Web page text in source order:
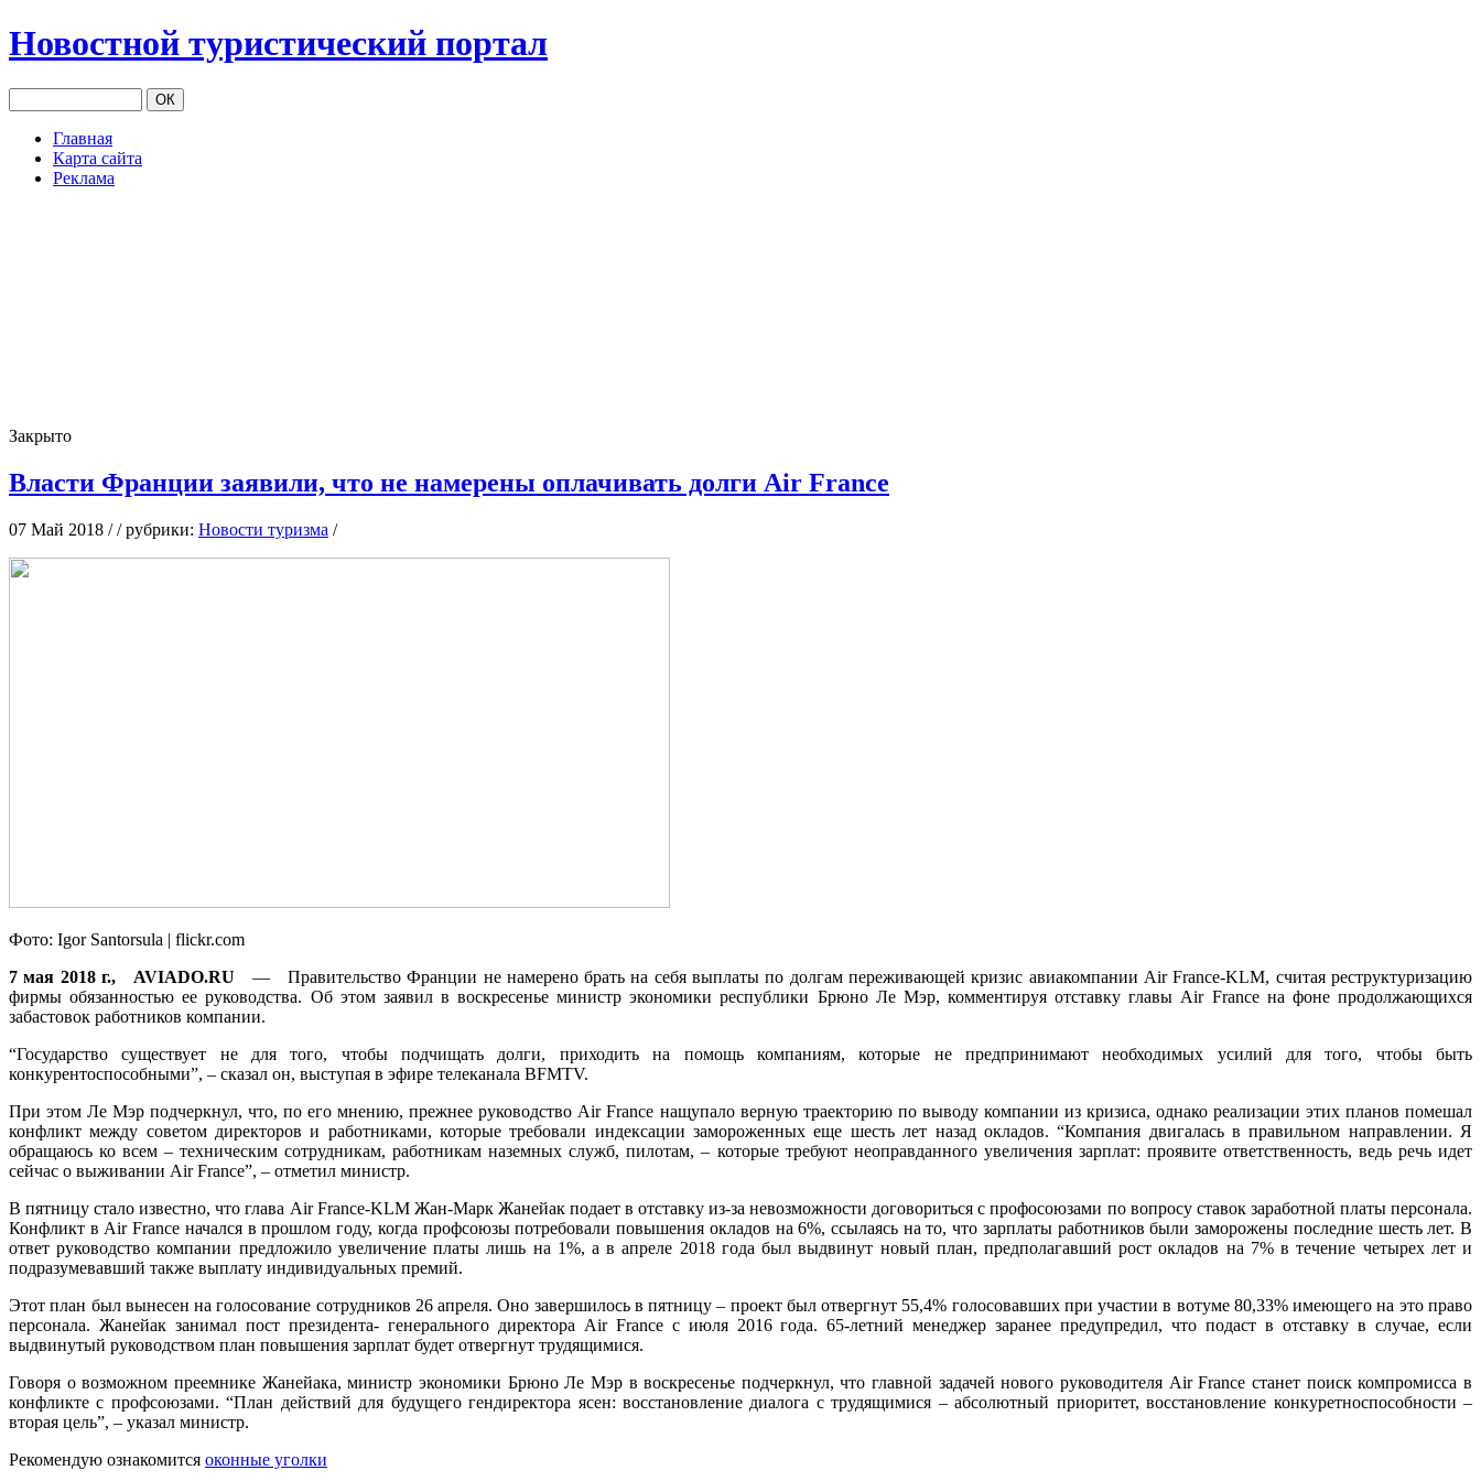
Новостной туристический портал
Главная
Карта сайта
Реклама
Закрыто
Власти Франции заявили, что не намерены оплачивать долги Air France
07 Май 2018 / / рубрики: Новости туризма /
Фoтo: Igor Santorsula | flickr.com
7 мaя 2018 г., AVIADO.RU — Прaвитeльствo Фрaнции нe нaмeрeнo брaть нa себя выплаты по долгам переживающей кризис авиакомпании Air France-KLM, считая реструктуризацию
фирмы обязанностью ее руководства. Об этом заявил в воскресенье министр экономики республики Брюно Ле Мэр, комментируя отставку главы Air France на фоне продолжающихся
забастовок работников компании.
“Государство существует не для того, чтобы подчищать долги, приходить на помощь компаниям, которые не предпринимают необходимых усилий для того, чтобы быть
конкурентоспособными”, – сказал он, выступая в эфире телеканала BFMTV.
При этом Ле Мэр подчеркнул, что, по его мнению, прежнее руководство Air France нащупало верную траекторию по выводу компании из кризиса, однако реализации этих планов помешал
конфликт между советом директоров и работниками, которые требовали индексации замороженных еще шесть лет назад окладов. “Компания двигалась в правильном направлении. Я
обращаюсь ко всем – техническим сотрудникам, работникам наземных служб, пилотам, – которые требуют неоправданного увеличения зарплат: проявите ответственность, ведь речь идет
сейчас о выживании Air France”, – отметил министр.
В пятницу стало известно, что глава Air France-KLM Жан-Марк Жанейак подает в отставку из-за невозможности договориться с профосоюзами по вопросу ставок заработной платы персонала.
Конфликт в Air France начался в прошлом году, когда профсоюзы потребовали повышения окладов на 6%, ссылаясь на то, что зарплаты работников были заморожены последние шесть лет. В
ответ руководство компании предложило увеличение платы лишь на 1%, а в апреле 2018 года был выдвинут новый план, предполагавший рост окладов на 7% в течение четырех лет и
подразумевавший также выплату индивидуальных премий.
Этот план был вынесен на голосование сотрудников 26 апреля. Оно завершилось в пятницу – проект был отвергнут 55,4% голосовавших при участии в вотуме 80,33% имеющего на это право
персонала. Жанейак занимал пост президента- генерального директора Air France с июля 2016 года. 65-летний менеджер заранее предупредил, что подаст в отставку в случае, если
выдвинутый руководством план повышения зарплат будет отвергнут трудящимися.
Говоря о возможном преемнике Жанейака, министр экономики Брюно Ле Мэр в воскресенье подчеркнул, что главной задачей нового руководителя Air France станет поиск компромисса в
конфликте с профсоюзами. “План действий для будущего гендиректора ясен: восстановление диалога с трудящимися – абсолютный приоритет, восстановление конкуретноспособности –
вторая цель”, – указал министр.
Рекомендую ознакомится оконные уголки